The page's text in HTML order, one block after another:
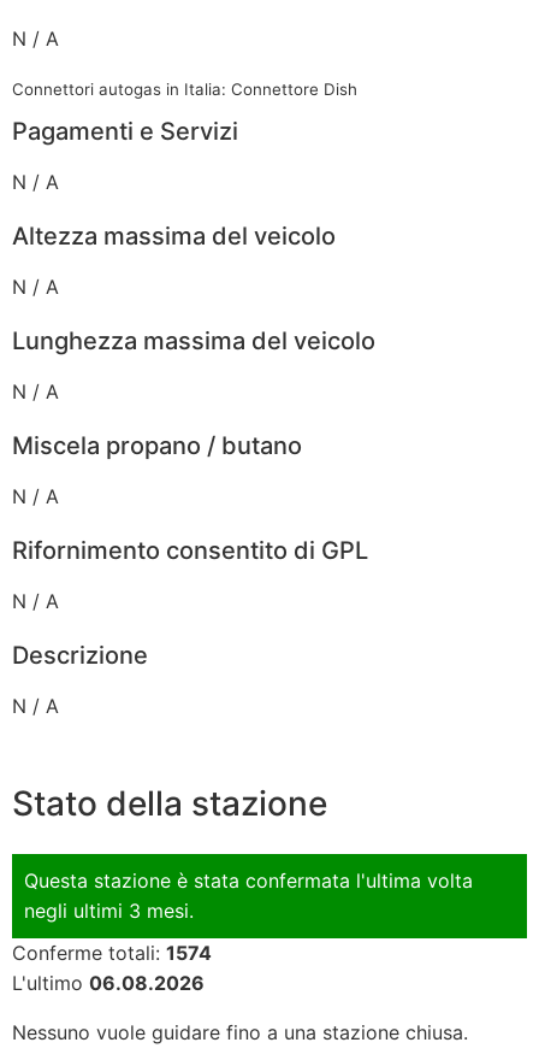
N / A
Connettori autogas in Italia: Connettore Dish
Pagamenti e Servizi
N / A
Altezza massima del veicolo
N / A
Lunghezza massima del veicolo
N / A
Miscela propano / butano
N / A
Rifornimento consentito di GPL
N / A
Descrizione
N / A
Stato della stazione
Questa stazione è stata confermata l'ultima volta
negli ultimi 3 mesi.
Conferme totali: 1574
L'ultimo 06.08.2026
Nessuno vuole guidare fino a una stazione chiusa.